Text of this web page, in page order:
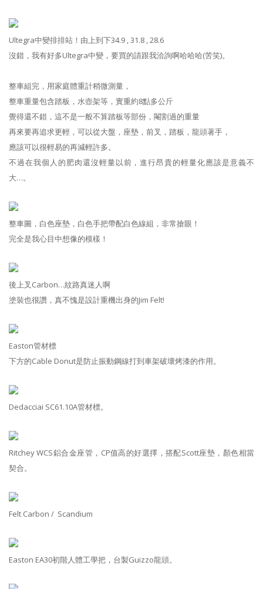
Ultegra中變排排站！由上到下34.9 , 31.8 , 28.6
沒錯，我有好多Ultegra中變，要買的請跟我洽詢啊哈哈哈(苦笑)。
整車組完，用家庭體重計稍微測量，
整車重量包含踏板，水壺架等，實重約8點多公斤
覺得還不錯，這不是一般不算踏板等部份，閹割過的重量
再來要再追求更輕，可以從大盤，座墊，前叉，踏板，龍頭著手，
應該可以很輕易的再減輕許多。
不過在我個人的肥肉還沒輕量以前，進行昂貴的輕量化應該是意義不
大…。
整車圖，白色座墊，白色手把帶配白色線組，非常搶眼！
完全是我心目中想像的模樣！
後上叉Carbon…紋路真迷人啊
塗裝也很讚，真不愧是設計重機出身的Jim Felt!
Easton管材標
下方的Cable Donut是防止振動鋼線打到車架破壞烤漆的作用。
Dedacciai SC61.10A管材標。
Ritchey WCS鋁合金座管，CP值高的好選擇，搭配Scott座墊，顏色相當
契合。
Felt Carbon / Scandium
Easton EA30初階人體工學把，台製Guizzo龍頭。